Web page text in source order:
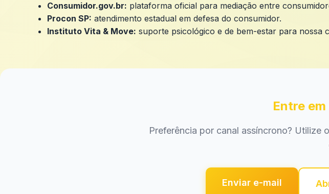
Consumidor.gov.br: plataforma oficial para mediação entre
Procon SP: atendimento estadual em defesa do consumidor.
Instituto Vita & Move: suporte psicológico e de bem-estar para nossa
Entre
Preferência por canal assíncrono? Utilize
Enviar e-mail